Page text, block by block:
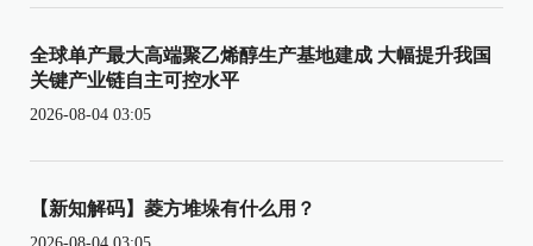
全球单产最大高端聚乙烯醇生产基地建成 大幅提升我国
关键产业链自主可控水平
2026-08-04 03:05
【新知解码】菱方堆垛有什么用？